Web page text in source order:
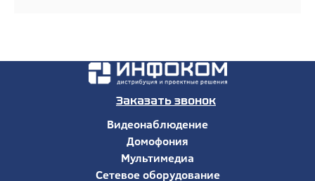
Заказать звонок
Видеонаблюдение
Домофония
Мультимедиа
Сетевое оборудование